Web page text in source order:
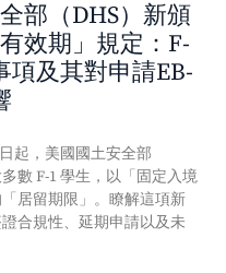
部（DHS）新頒
效期」規定：F-
項及其對申請EB-
日起，美國國土安全部
多數 F-1 學生，以「固定入境
居留期限」。瞭解這項新
合規性、延期申請以及未